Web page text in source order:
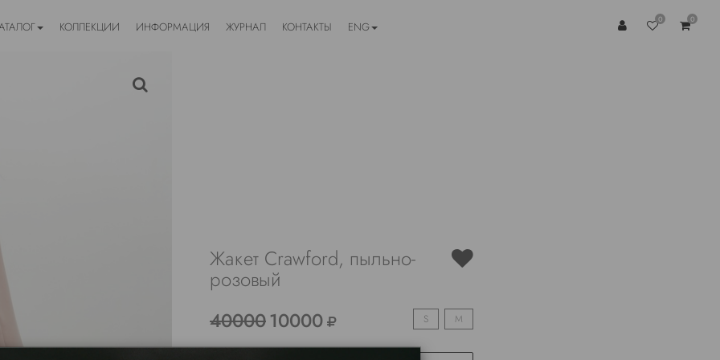
КОЛЛЕКЦИИ ИНФОРМАЦИЯ ЖУРНАЛ КОНТАКТЫ ENG
0 0
Жакет Crawford, пыльно-
розовый
4000010000 S M